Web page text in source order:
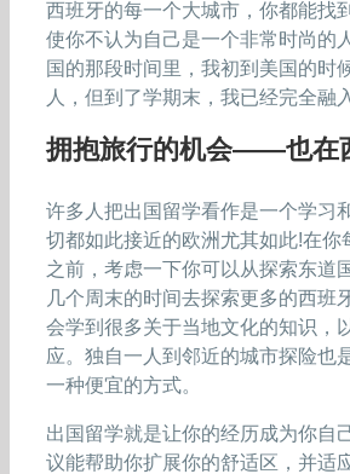
西班牙的每一个大城市，你都能找
使你不认为自己是一个非常时尚的
国的那段时间里，我初到美国的时
人，但到了学期末，我已经完全融
拥抱旅行的机会——也在
许多人把出国留学看作是一个学习
切都如此接近的欧洲尤其如此!在你
之前，考虑一下你可以从探索东道
几个周末的时间去探索更多的西班
会学到很多关于当地文化的知识，
应。独自一人到邻近的城市探险也
一种便宜的方式。
出国留学就是让你的经历成为你自
议能帮助你扩展你的舒适区，并适